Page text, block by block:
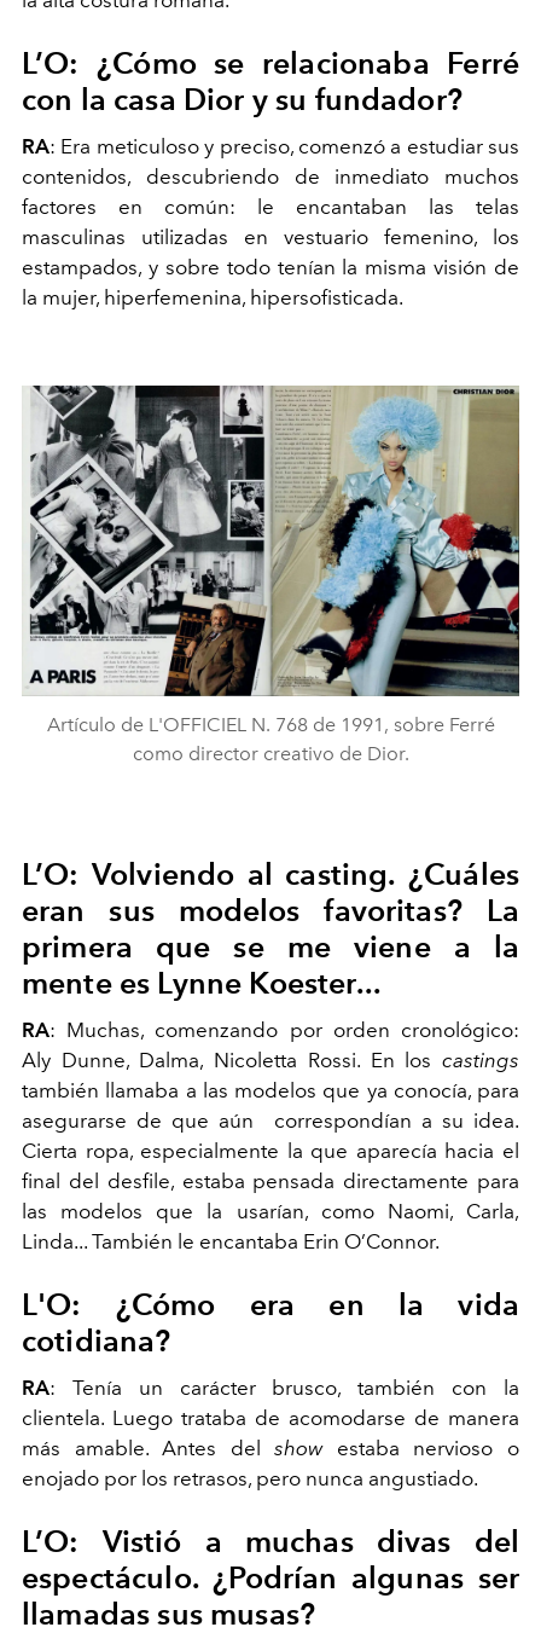
L’O: ¿Cómo se relacionaba Ferré
con la casa Dior y su fundador?
RA: Era meticuloso y preciso, comenzó a estudiar sus
contenidos, descubriendo de inmediato muchos
factores en común: le encantaban las telas
masculinas utilizadas en vestuario femenino, los
estampados, y sobre todo tenían la misma visión de
la mujer, hiperfemenina, hipersofisticada.
Artículo de L'OFFICIEL N. 768 de 1991, sobre Ferré
como director creativo de Dior.
L’O: Volviendo al casting. ¿Cuáles
eran sus modelos favoritas? La
primera que se me viene a la
mente es Lynne Koester...
RA: Muchas, comenzando por orden cronológico:
Aly Dunne, Dalma, Nicoletta Rossi. En los castings
también llamaba a las modelos que ya conocía, para
asegurarse de que aún correspondían a su idea.
Cierta ropa, especialmente la que aparecía hacia el
final del desfile, estaba pensada directamente para
las modelos que la usarían, como Naomi, Carla,
Linda... También le encantaba Erin O’Connor.
L'O: ¿Cómo era en la vida
cotidiana?
RA: Tenía un carácter brusco, también con la
clientela. Luego trataba de acomodarse de manera
más amable. Antes delshowestaba nervioso o
enojado por los retrasos, pero nunca angustiado.
L’O: Vistió a muchas divas del
espectáculo. ¿Podrían algunas ser
llamadas sus musas?